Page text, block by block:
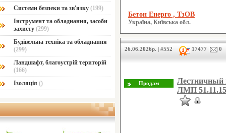
Системи безпеки та зв'язку (199)
Інструмент та обладнання, засоби
захисту (299)
Будівельна техніка та обладнання
(299)
Ландшафт, благоустрій територій
(166)
Ізоляція ()
Бетон Енерго , ТзОВ
Україна, Київська обл.
26.06.2026р. | #552 17477 0
ЛМП